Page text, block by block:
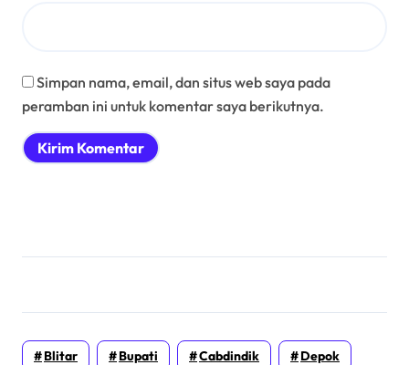
Simpan nama, email, dan situs web saya pada
peramban ini untuk komentar saya berikutnya.
Blitar Bupati Cabdindik Depok